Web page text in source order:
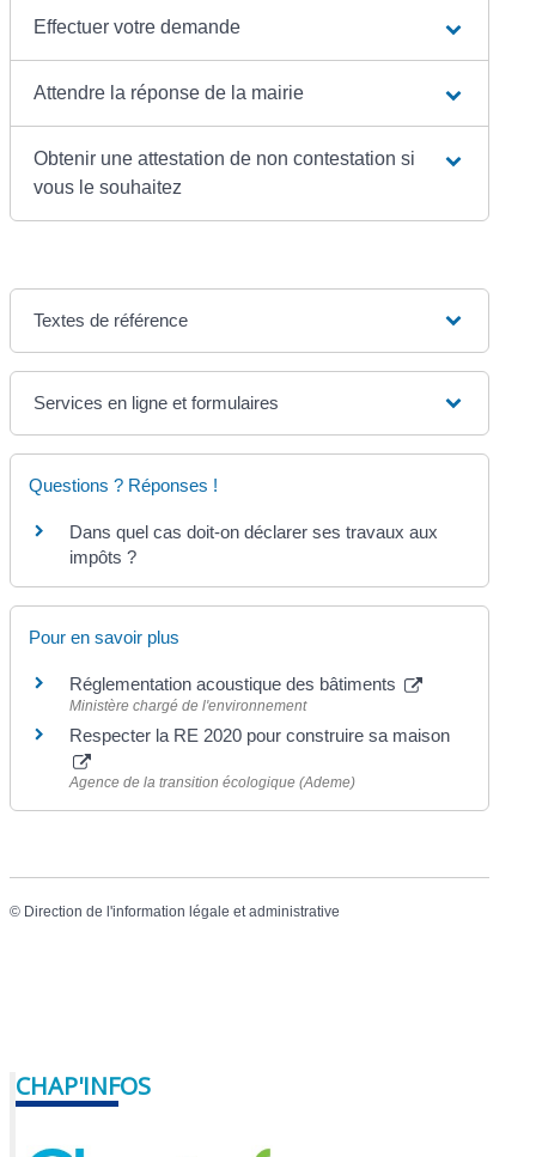
Effectuer votre demande
Attendre la réponse de la mairie
Obtenir une attestation de non contestation si
vous le souhaitez
Textes de référence
Services en ligne et formulaires
Questions ? Réponses !
Dans quel cas doit-on déclarer ses travaux aux
impôts ?
Pour en savoir plus
Réglementation acoustique des bâtiments
Ministère chargé de l'environnement
Respecter la RE 2020 pour construire sa maison
Agence de la transition écologique (Ademe)
© Direction de l'information légale et administrative
CHAP'INFOS